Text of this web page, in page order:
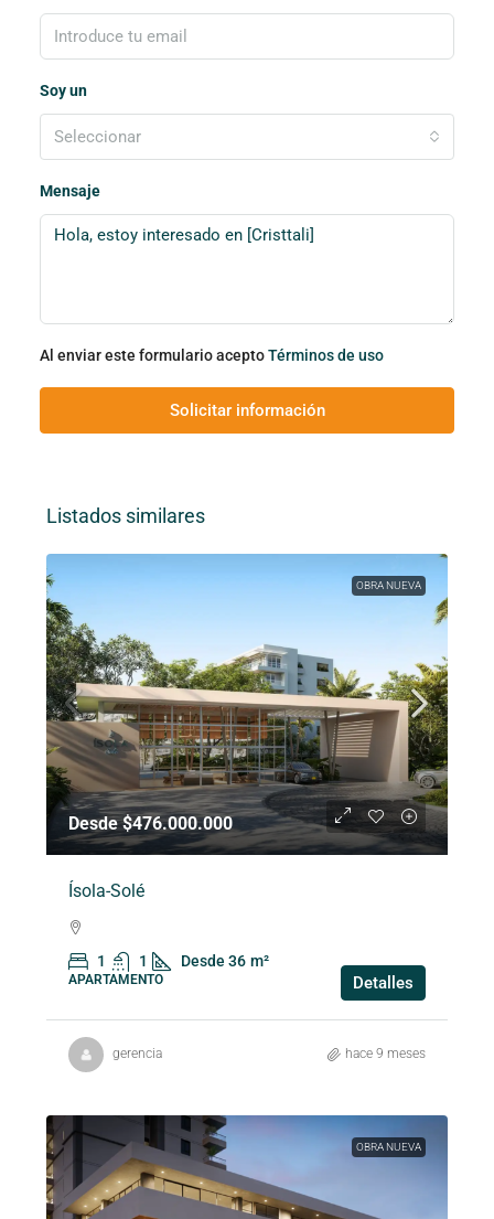
Soy un
Seleccionar
Mensaje
Al enviar este formulario aceptoTérminos de uso
Solicitar información
Listados similares
OBRA NUEVA
Desde $476.000.000
Ísola-Solé
1 1 Desde 36 m²
APARTAMENTO Detalles
gerencia hace 9 meses
OBRA NUEVA